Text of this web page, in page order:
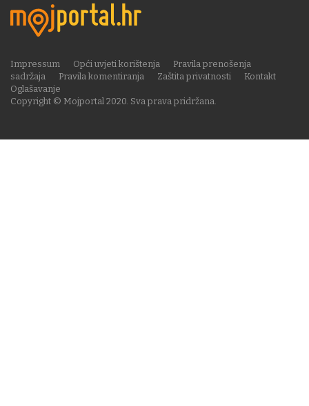
Copyright © Mojportal 2020. Sva prava pridržana.
Impressum Opći uvjeti korištenja
Pravila prenošenja
sadržaja
Pravila komentiranja Zaštita privatnosti
Kontakt
Oglašavanje